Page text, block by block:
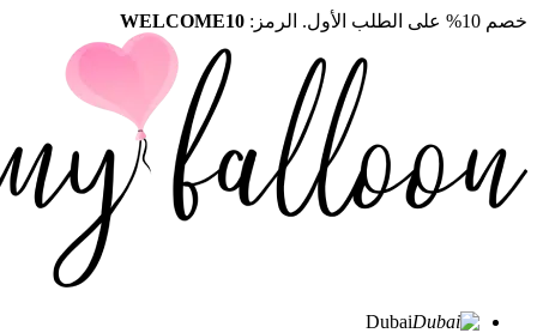
خصم 10% على الطلب الأول. الرمز: WELCOME10
Dubai